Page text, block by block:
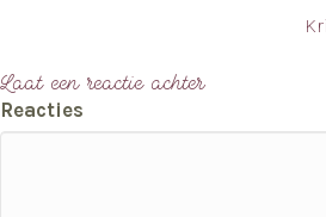
Laat een reactie achter
Reacties